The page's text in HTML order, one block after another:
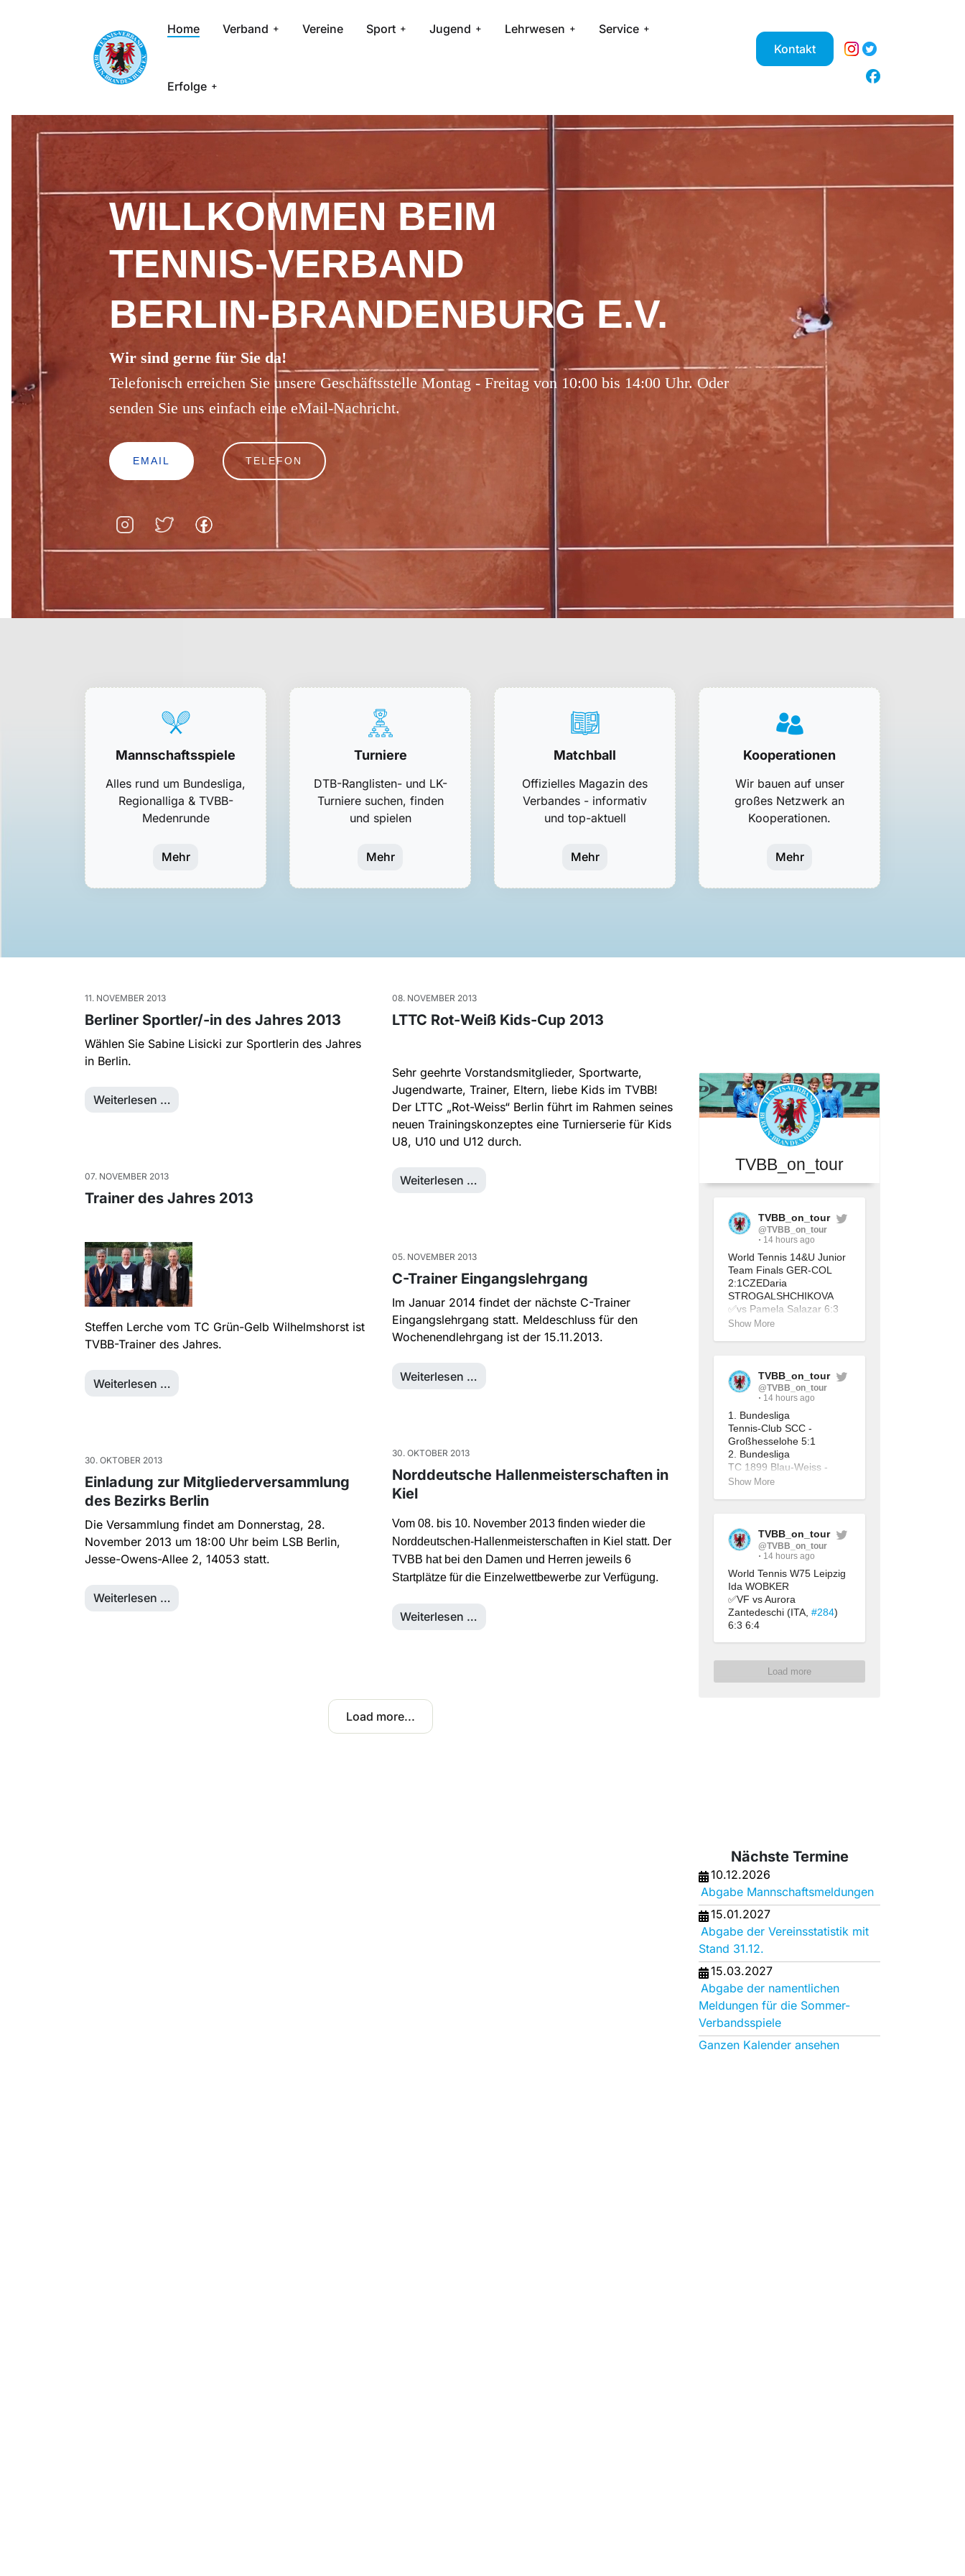
Home Verband Vereine Sport Jugend Lehrwesen Service
Erfolge
Kontakt
WILLKOMMEN BEIM
TENNIS-VERBAND
BERLIN-BRANDENBURG E.V.
Wir sind gerne für Sie da!
Telefonisch erreichen Sie unsere Geschäftsstelle Montag - Freitag von 10:00 bis 14:00 Uhr. Oder
senden Sie uns einfach eine eMail-Nachricht.
EMAIL TELEFON
Mannschaftsspiele
Alles rund um Bundesliga,
Regionalliga & TVBB-
Medenrunde
Mehr
Turniere
DTB-Ranglisten- und LK-
Turniere suchen, finden
und spielen
Mehr
Matchball
Offizielles Magazin des
Verbandes - informativ
und top-aktuell
Mehr
Kooperationen
Wir bauen auf unser
großes Netzwerk an
Kooperationen.
Mehr
11. NOVEMBER 2013
Berliner Sportler/-in des Jahres 2013
Wählen Sie Sabine Lisicki zur Sportlerin des Jahres
in Berlin.
Weiterlesen …
08. NOVEMBER 2013
LTTC Rot-Weiß Kids-Cup 2013
Sehr geehrte Vorstandsmitglieder, Sportwarte,
Jugendwarte, Trainer, Eltern, liebe Kids im TVBB!
Der LTTC „Rot-Weiss“ Berlin führt im Rahmen seines
neuen Trainingskonzeptes eine Turnierserie für Kids
U8, U10 und U12 durch.
Weiterlesen …
07. NOVEMBER 2013
Trainer des Jahres 2013
Steffen Lerche vom TC Grün-Gelb Wilhelmshorst ist
TVBB-Trainer des Jahres.
Weiterlesen …
05. NOVEMBER 2013
C-Trainer Eingangslehrgang
Im Januar 2014 findet der nächste C-Trainer
Eingangslehrgang statt. Meldeschluss für den
Wochenendlehrgang ist der 15.11.2013.
Weiterlesen …
30. OKTOBER 2013
Einladung zur Mitgliederversammlung
des Bezirks Berlin
Die Versammlung findet am Donnerstag, 28.
November 2013 um 18:00 Uhr beim LSB Berlin,
Jesse-Owens-Allee 2, 14053 statt.
Weiterlesen …
30. OKTOBER 2013
Norddeutsche Hallenmeisterschaften in
Kiel
Vom 08. bis 10. November 2013 finden wieder die
Norddeutschen-Hallenmeisterschaften in Kiel statt. Der
TVBB hat bei den Damen und Herren jeweils 6
Startplätze für die Einzelwettbewerbe zur Verfügung.
Weiterlesen …
Load more...
TVBB_on_tour
TVBB_on_tour
@TVBB_on_tour
14 hours ago
World Tennis 14&U Junior
Team Finals GER-COL
2:1CZEDaria
STROGALSHCHIKOVA
✅vs Pamela Salazar 6:3
6:4
Show More
TVBB_on_tour
@TVBB_on_tour
14 hours ago
1. Bundesliga
Tennis-Club SCC -
Großhesselohe 5:1
2. Bundesliga
TC 1899 Blau-Weiss -
Oldenburg 6:3
Show More
TVBB_on_tour
@TVBB_on_tour
14 hours ago
World Tennis W75 Leipzig
Ida WOBKER
✅VF vs Aurora
Zantedeschi (ITA, #284)
6:3 6:4
Load more
Nächste Termine
10.12.2026
Abgabe Mannschaftsmeldungen
15.01.2027
Abgabe der Vereinsstatistik mit
Stand 31.12.
15.03.2027
Abgabe der namentlichen
Meldungen für die Sommer-
Verbandsspiele
Ganzen Kalender ansehen